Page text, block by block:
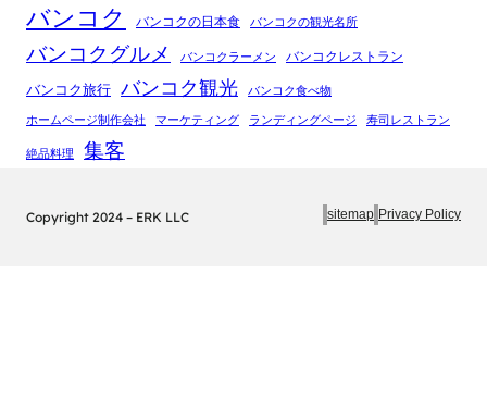
バンコク バンコクの日本食 バンコクの観光名所
バンコクグルメ バンコクラーメン バンコクレストラン
バンコク旅行 バンコク観光
バンコク食べ物
ホームページ制作会社
マーケティング ランディングページ 寿司レストラン
絶品料理 集客
Copyright 2024 – ERK LLC sitemap Privacy Policy